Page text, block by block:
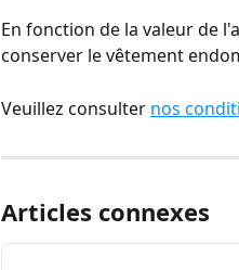
En fonction de la valeur de
conserver le vêtement
Veuillez consulter nos
Articles connexes